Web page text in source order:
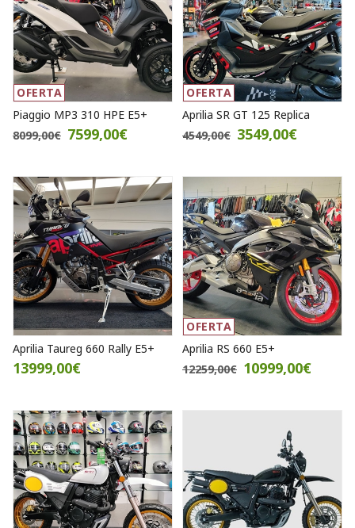
OFERTA
Piaggio MP3 310 HPE E5+
8099,00€ 7599,00€
OFERTA
Aprilia SR GT 125 Replica
4549,00€ 3549,00€
Aprilia Taureg 660 Rally E5+
13999,00€
OFERTA
Aprilia RS 660 E5+
12259,00€ 10999,00€